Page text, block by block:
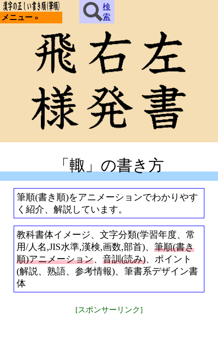
メニュー »
検
索
「輙」の書き方
筆順(書き順)をアニメーションでわかりやす
く紹介、解説しています。
教科書体イメージ、文字分類(学習年度、常
用/人名,JIS水準,漢検,画数,部首)、 筆順(書き
順)アニメーション、 音訓(読み)、ポイント
(解説、熟語、参考情報)、筆書系デザイン書
体
[スポンサーリンク]